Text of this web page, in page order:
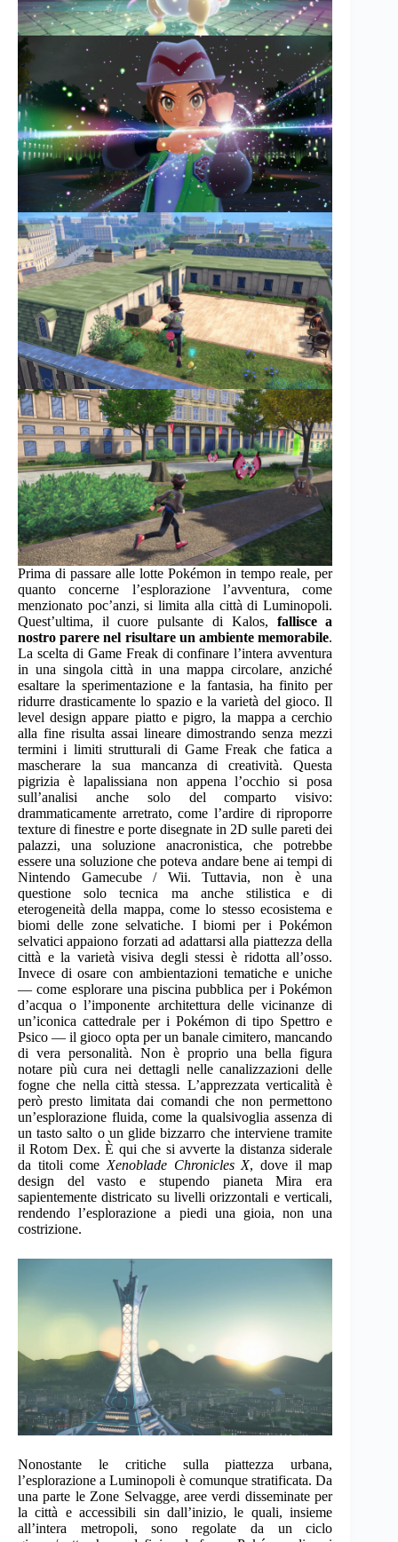
Prima di passare alle lotte Pokémon in tempo reale, per
quanto concerne l’esplorazione l’avventura, come
menzionato poc’anzi, si limita alla città di Luminopoli.
Quest’ultima, il cuore pulsante di Kalos, fallisce a
nostro parere nel risultare un ambiente memorabile.
La scelta di Game Freak di confinare l’intera avventura
in una singola città in una mappa circolare, anziché
esaltare la sperimentazione e la fantasia, ha finito per
ridurre drasticamente lo spazio e la varietà del gioco. Il
level design appare piatto e pigro, la mappa a cerchio
alla fine risulta assai lineare dimostrando senza mezzi
termini i limiti strutturali di Game Freak che fatica a
mascherare la sua mancanza di creatività. Questa
pigrizia è lapalissiana non appena l’occhio si posa
sull’analisi anche solo del comparto visivo:
drammaticamente arretrato, come l’ardire di riproporre
texture di finestre e porte disegnate in 2D sulle pareti dei
palazzi, una soluzione anacronistica, che potrebbe
essere una soluzione che poteva andare bene ai tempi di
Nintendo Gamecube / Wii. Tuttavia, non è una
questione solo tecnica ma anche stilistica e di
eterogeneità della mappa, come lo stesso ecosistema e
biomi delle zone selvatiche. I biomi per i Pokémon
selvatici appaiono forzati ad adattarsi alla piattezza della
città e la varietà visiva degli stessi è ridotta all’osso.
Invece di osare con ambientazioni tematiche e uniche
— come esplorare una piscina pubblica per i Pokémon
d’acqua o l’imponente architettura delle vicinanze di
un’iconica cattedrale per i Pokémon di tipo Spettro e
Psico — il gioco opta per un banale cimitero, mancando
di vera personalità. Non è proprio una bella figura
notare più cura nei dettagli nelle canalizzazioni delle
fogne che nella città stessa. L’apprezzata verticalità è
però presto limitata dai comandi che non permettono
un’esplorazione fluida, come la qualsivoglia assenza di
un tasto salto o un glide bizzarro che interviene tramite
il Rotom Dex. È qui che si avverte la distanza siderale
da titoli come Xenoblade Chronicles X, dove il map
design del vasto e stupendo pianeta Mira era
sapientemente districato su livelli orizzontali e verticali,
rendendo l’esplorazione a piedi una gioia, non una
costrizione.
Nonostante le critiche sulla piattezza urbana,
l’esplorazione a Luminopoli è comunque stratificata. Da
una parte le Zone Selvagge, aree verdi disseminate per
la città e accessibili sin dall’inizio, le quali, insieme
all’intera metropoli, sono regolate da un ciclo